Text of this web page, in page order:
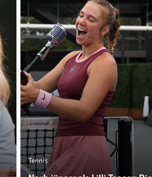
Tennis